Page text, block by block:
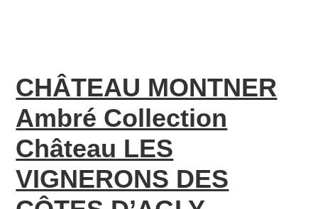
CHÂTEAU MONTNER
Ambré Collection
Château LES
VIGNERONS DES